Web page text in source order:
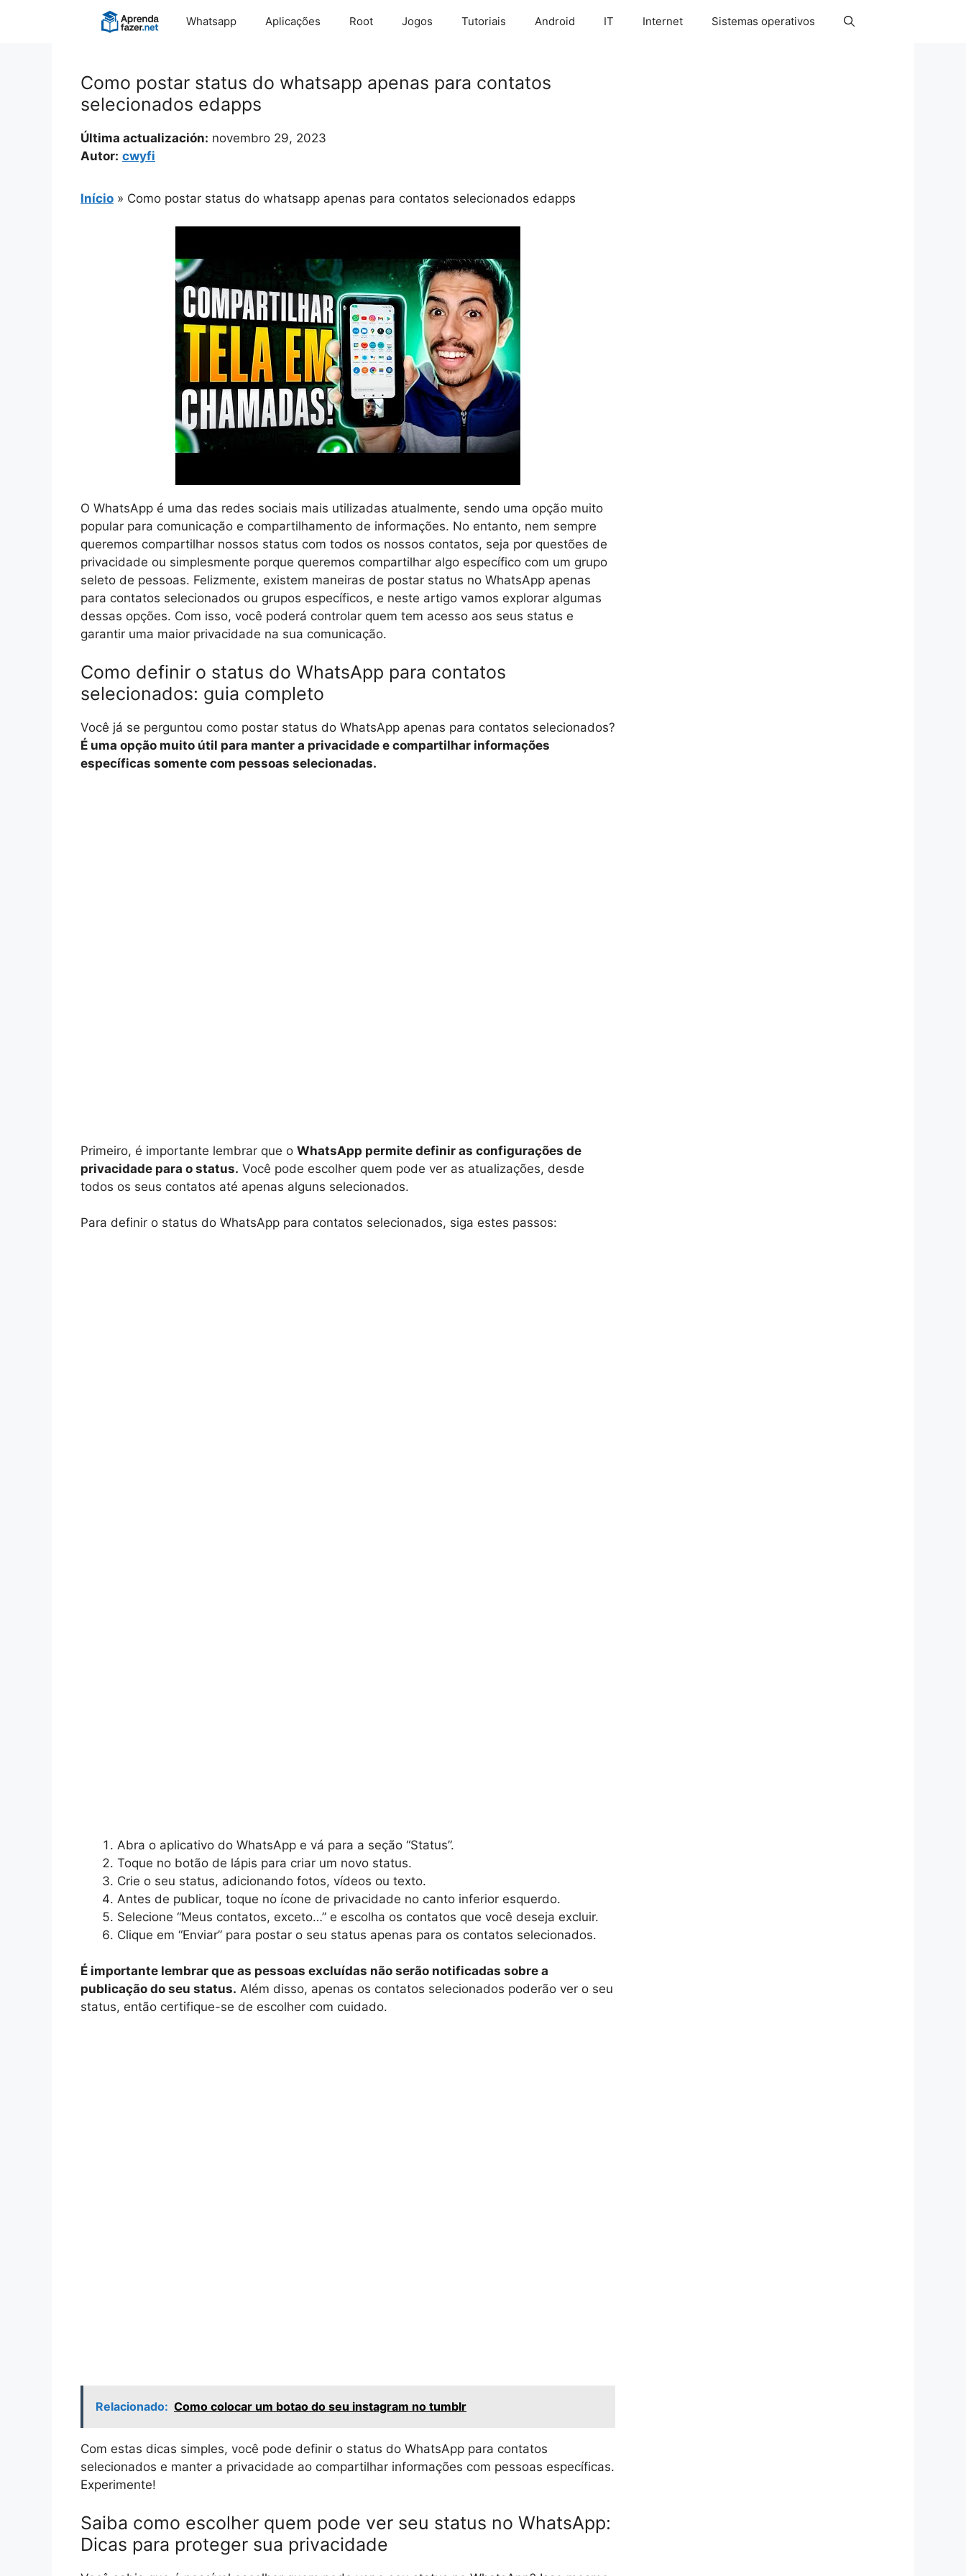
Whatsapp Aplicações Root Jogos Tutoriais Android IT Internet Sistemas operativos
Como postar status do whatsapp apenas para contatos
selecionados edapps
Última actualización: novembro 29, 2023
Autor: cwyfi
Início » Como postar status do whatsapp apenas para contatos selecionados edapps
O WhatsApp é uma das redes sociais mais utilizadas atualmente, sendo uma opção muito
popular para comunicação e compartilhamento de informações. No entanto, nem sempre
queremos compartilhar nossos status com todos os nossos contatos, seja por questões de
privacidade ou simplesmente porque queremos compartilhar algo específico com um grupo
seleto de pessoas. Felizmente, existem maneiras de postar status no WhatsApp apenas
para contatos selecionados ou grupos específicos, e neste artigo vamos explorar algumas
dessas opções. Com isso, você poderá controlar quem tem acesso aos seus status e
garantir uma maior privacidade na sua comunicação.
Como definir o status do WhatsApp para contatos
selecionados: guia completo
Você já se perguntou como postar status do WhatsApp apenas para contatos selecionados?
É uma opção muito útil para manter a privacidade e compartilhar informações
específicas somente com pessoas selecionadas.
Primeiro, é importante lembrar que o WhatsApp permite definir as configurações de
privacidade para o status. Você pode escolher quem pode ver as atualizações, desde
todos os seus contatos até apenas alguns selecionados.
Para definir o status do WhatsApp para contatos selecionados, siga estes passos:
Abra o aplicativo do WhatsApp e vá para a seção “Status”.
Toque no botão de lápis para criar um novo status.
Crie o seu status, adicionando fotos, vídeos ou texto.
Antes de publicar, toque no ícone de privacidade no canto inferior esquerdo.
Selecione “Meus contatos, exceto…” e escolha os contatos que você deseja excluir.
Clique em “Enviar” para postar o seu status apenas para os contatos selecionados.
É importante lembrar que as pessoas excluídas não serão notificadas sobre a
publicação do seu status. Além disso, apenas os contatos selecionados poderão ver o seu
status, então certifique-se de escolher com cuidado.
Relacionado: Como colocar um botao do seu instagram no tumblr
Com estas dicas simples, você pode definir o status do WhatsApp para contatos
selecionados e manter a privacidade ao compartilhar informações com pessoas específicas.
Experimente!
Saiba como escolher quem pode ver seu status no WhatsApp:
Dicas para proteger sua privacidade